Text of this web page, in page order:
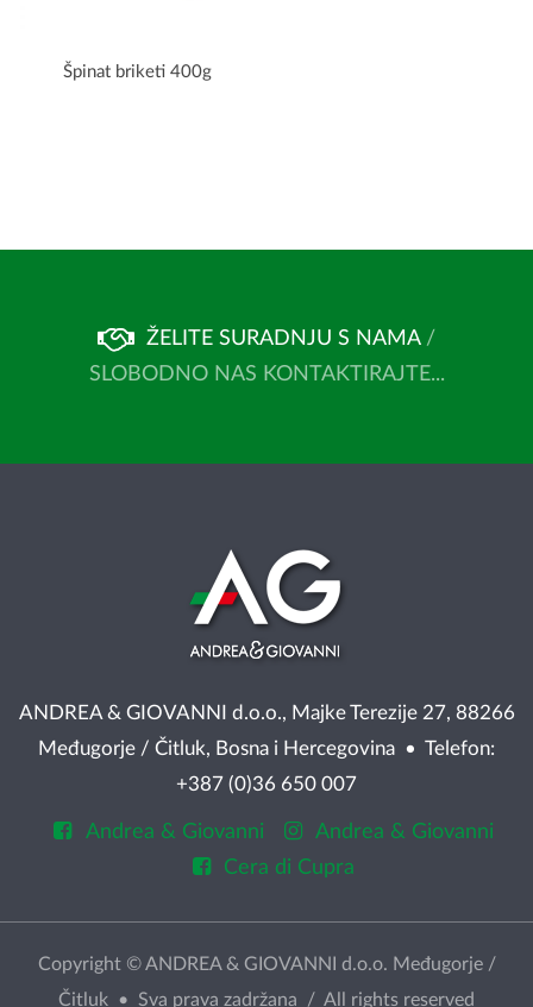
Špinat briketi 400g
ŽELITE SURADNJU S NAMA /
SLOBODNO NAS KONTAKTIRAJTE...
ANDREA & GIOVANNI d.o.o., Majke Terezije 27, 88266
Međugorje / Čitluk, Bosna i Hercegovina • Telefon:
+387 (0)36 650 007
Andrea & Giovanni
Andrea & Giovanni
Cera di Cupra
Copyright © ANDREA & GIOVANNI d.o.o. Međugorje /
Čitluk • Sva prava zadržana / All rights reserved